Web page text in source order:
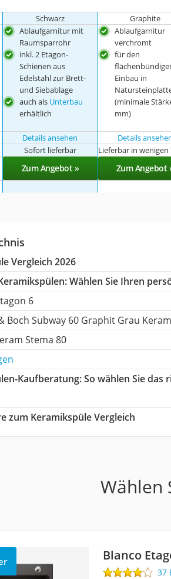
Schwarz Graphite
Ablaufgarnitur mit
Raumsparrohr
inkl. 2 Etagon-
Schienen aus
Edelstahl zur Brett-
und Siebablage
auch als Unterbau
erhältlich
Ablaufgarnitur
verchromt
für den
Einbau in
(minimale
mm)
Details ansehen Details
Sofort lieferbar Lieferbar in wenigen
Zum Angebot » Zum Angebot
Vergleich 2026
Wählen Sie Ihren
6
Boch Subway 60 Graphit Grau
Stema 80
Kaufberatung: So wählen Sie
zum Keramikspüle Vergleich
Wählen
Blanco
37